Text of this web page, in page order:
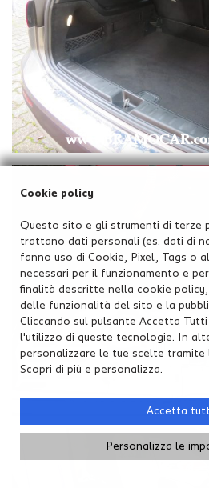
Cookie policy
Questo sito e gli strumenti di terze
trattano dati personali (es. dati di
fanno uso di Cookie, Pixel, Tags o
necessari per il funzionamento e
finalità descritte nella cookie
delle funzionalità del sito e la
Cliccando sul pulsante Accetta
l'utilizzo di queste tecnologie. In
personalizzare le tue scelte tramite
Scopri di più e personalizza.
Accetta
Personalizza le